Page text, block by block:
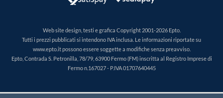
Web site design, testi e grafica Copyright 2001-2026 Epto.
Tutti i prezzi pubblicati si intendono IVA inclusa. Le informazioni riportate su
www.epto.it possono essere soggette a modifiche senza preavviso.
Epto, Contrada S. Petronilla, 78/79, 63900 Fermo (FM) inscritta al Registro Imprese di
Fermo n.167027 - P.IVA 01707640445